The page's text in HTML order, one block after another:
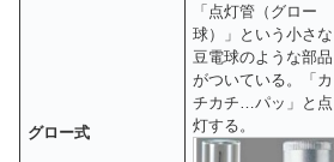
グロー式
「点灯管（グロー
球）」という小さな
豆電球のような部品
がついている。「カ
チカチ…パッ」と点
灯する。